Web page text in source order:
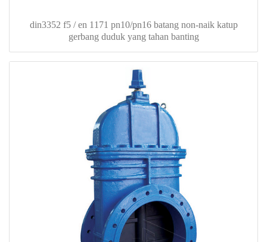
din3352 f5 / en 1171 pn10/pn16 batang non-naik katup
gerbang duduk yang tahan banting